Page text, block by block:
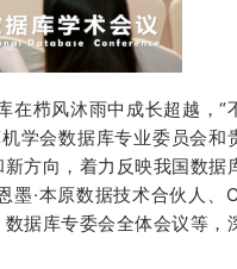
在栉风沐雨中成长超越，“
学会数据库专业委员会和
方向，着力反映我国数据
墨·本原数据技术合伙人、
据库专委会全体会议等，